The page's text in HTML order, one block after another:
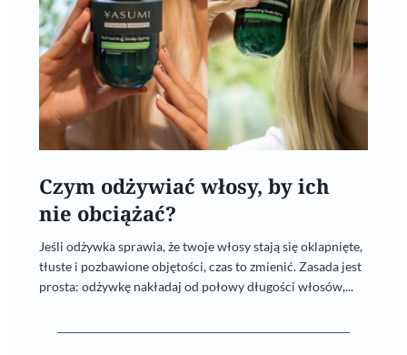
Czym odżywiać włosy, by ich
nie obciążać?
Jeśli odżywka sprawia, że twoje włosy stają się oklapnięte,
tłuste i pozbawione objętości, czas to zmienić. Zasada jest
prosta: odżywkę nakładaj od połowy długości włosów,...